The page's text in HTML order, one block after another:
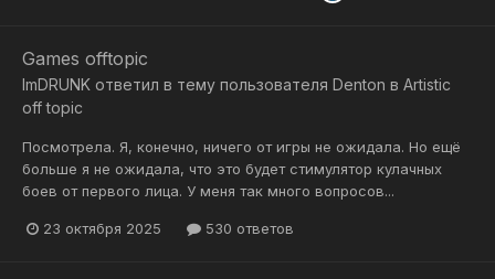
Games offtopic
ImDRUNK ответил в тему пользователя Denton в Artistic
off topic
Посмотрела. Я, конечно, ничего от игры не ожидала. Но ещё
больше я не ожидала, что это будет стимулятор кулачных
боев от первого лица. У меня так много вопросов...
23 октября 2025 530 ответов